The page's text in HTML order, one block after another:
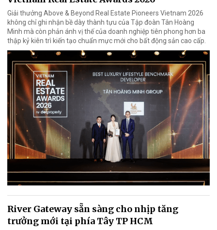
Giải thưởng Above & Beyond Real Estate Pioneers Vietnam 2026
không chỉ ghi nhận bề dày thành tựu của Tập đoàn Tân Hoàng
Minh mà còn phản ánh vị thế của doanh nghiệp tiên phong hơn ba
thập kỷ kiên trì kiến tạo chuẩn mực mới cho bất động sản cao cấp.
River Gateway sẵn sàng cho nhịp tăng
trưởng mới tại phía Tây TP HCM